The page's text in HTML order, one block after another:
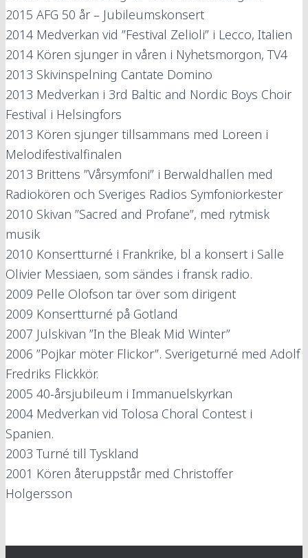
2015 AFG 50 år – Jubileumskonsert
2014 Medverkan vid ”Festival Zelioli” i Lecco, Italien
2014 Kören sjunger in våren i Nyhetsmorgon, TV4
2013 Skivinspelning Cantate Domino
2013 Medverkan i 3rd Baltic and Nordic Boys Choir
Festival i Helsingfors
2013 Kören sjunger tillsammans med Loreen i
Melodifestivalfinalen
2013 Brittens ”Vårsymfoni” i Berwaldhallen med
Radiokören och Sveriges Radios Symfoniorkester
2010 Skivan ”Sacred and Profane”, med rytmisk
musik
2010 Konsertturné i Frankrike, bl a konsert i Salle
Olivier Messiaen, som sändes i fransk radio.
2009 Pelle Olofson tar över som dirigent
2009 Konsertturné på Gotland
2007 Julskivan ”In the Bleak Mid Winter”
2006 ”Pojkar möter Flickor”. Sverigeturné med Adolf
Fredriks Flickkör.
2005 40-årsjubileum i Immanuelskyrkan
2004 Medverkan vid Tolosa Choral Contest i
Spanien.
2003Turné till Tyskland
2001 Kören återuppstår med Christoffer
Holgersson